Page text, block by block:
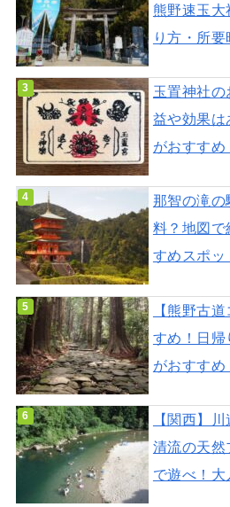
熊野速玉大
り方・所
玉置神社の
益や効果は
がおすすめ
那智の滝の
料？地図で
すめスポッ
【熊野古
すめ！日帰
がおすすめ
【関西】
清流の天然
で遊べ！大